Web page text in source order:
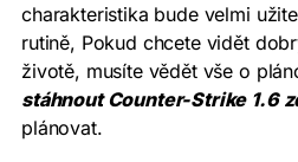
charakteristika bude velmi
rutině, Pokud chcete vidět
životě, musíte vědět vše o
stáhnout Counter-Strike 1.6
plánovat.